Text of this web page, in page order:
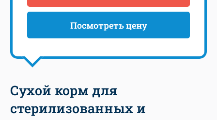
Посмотреть цену
Сухой корм для
стерилизованных и